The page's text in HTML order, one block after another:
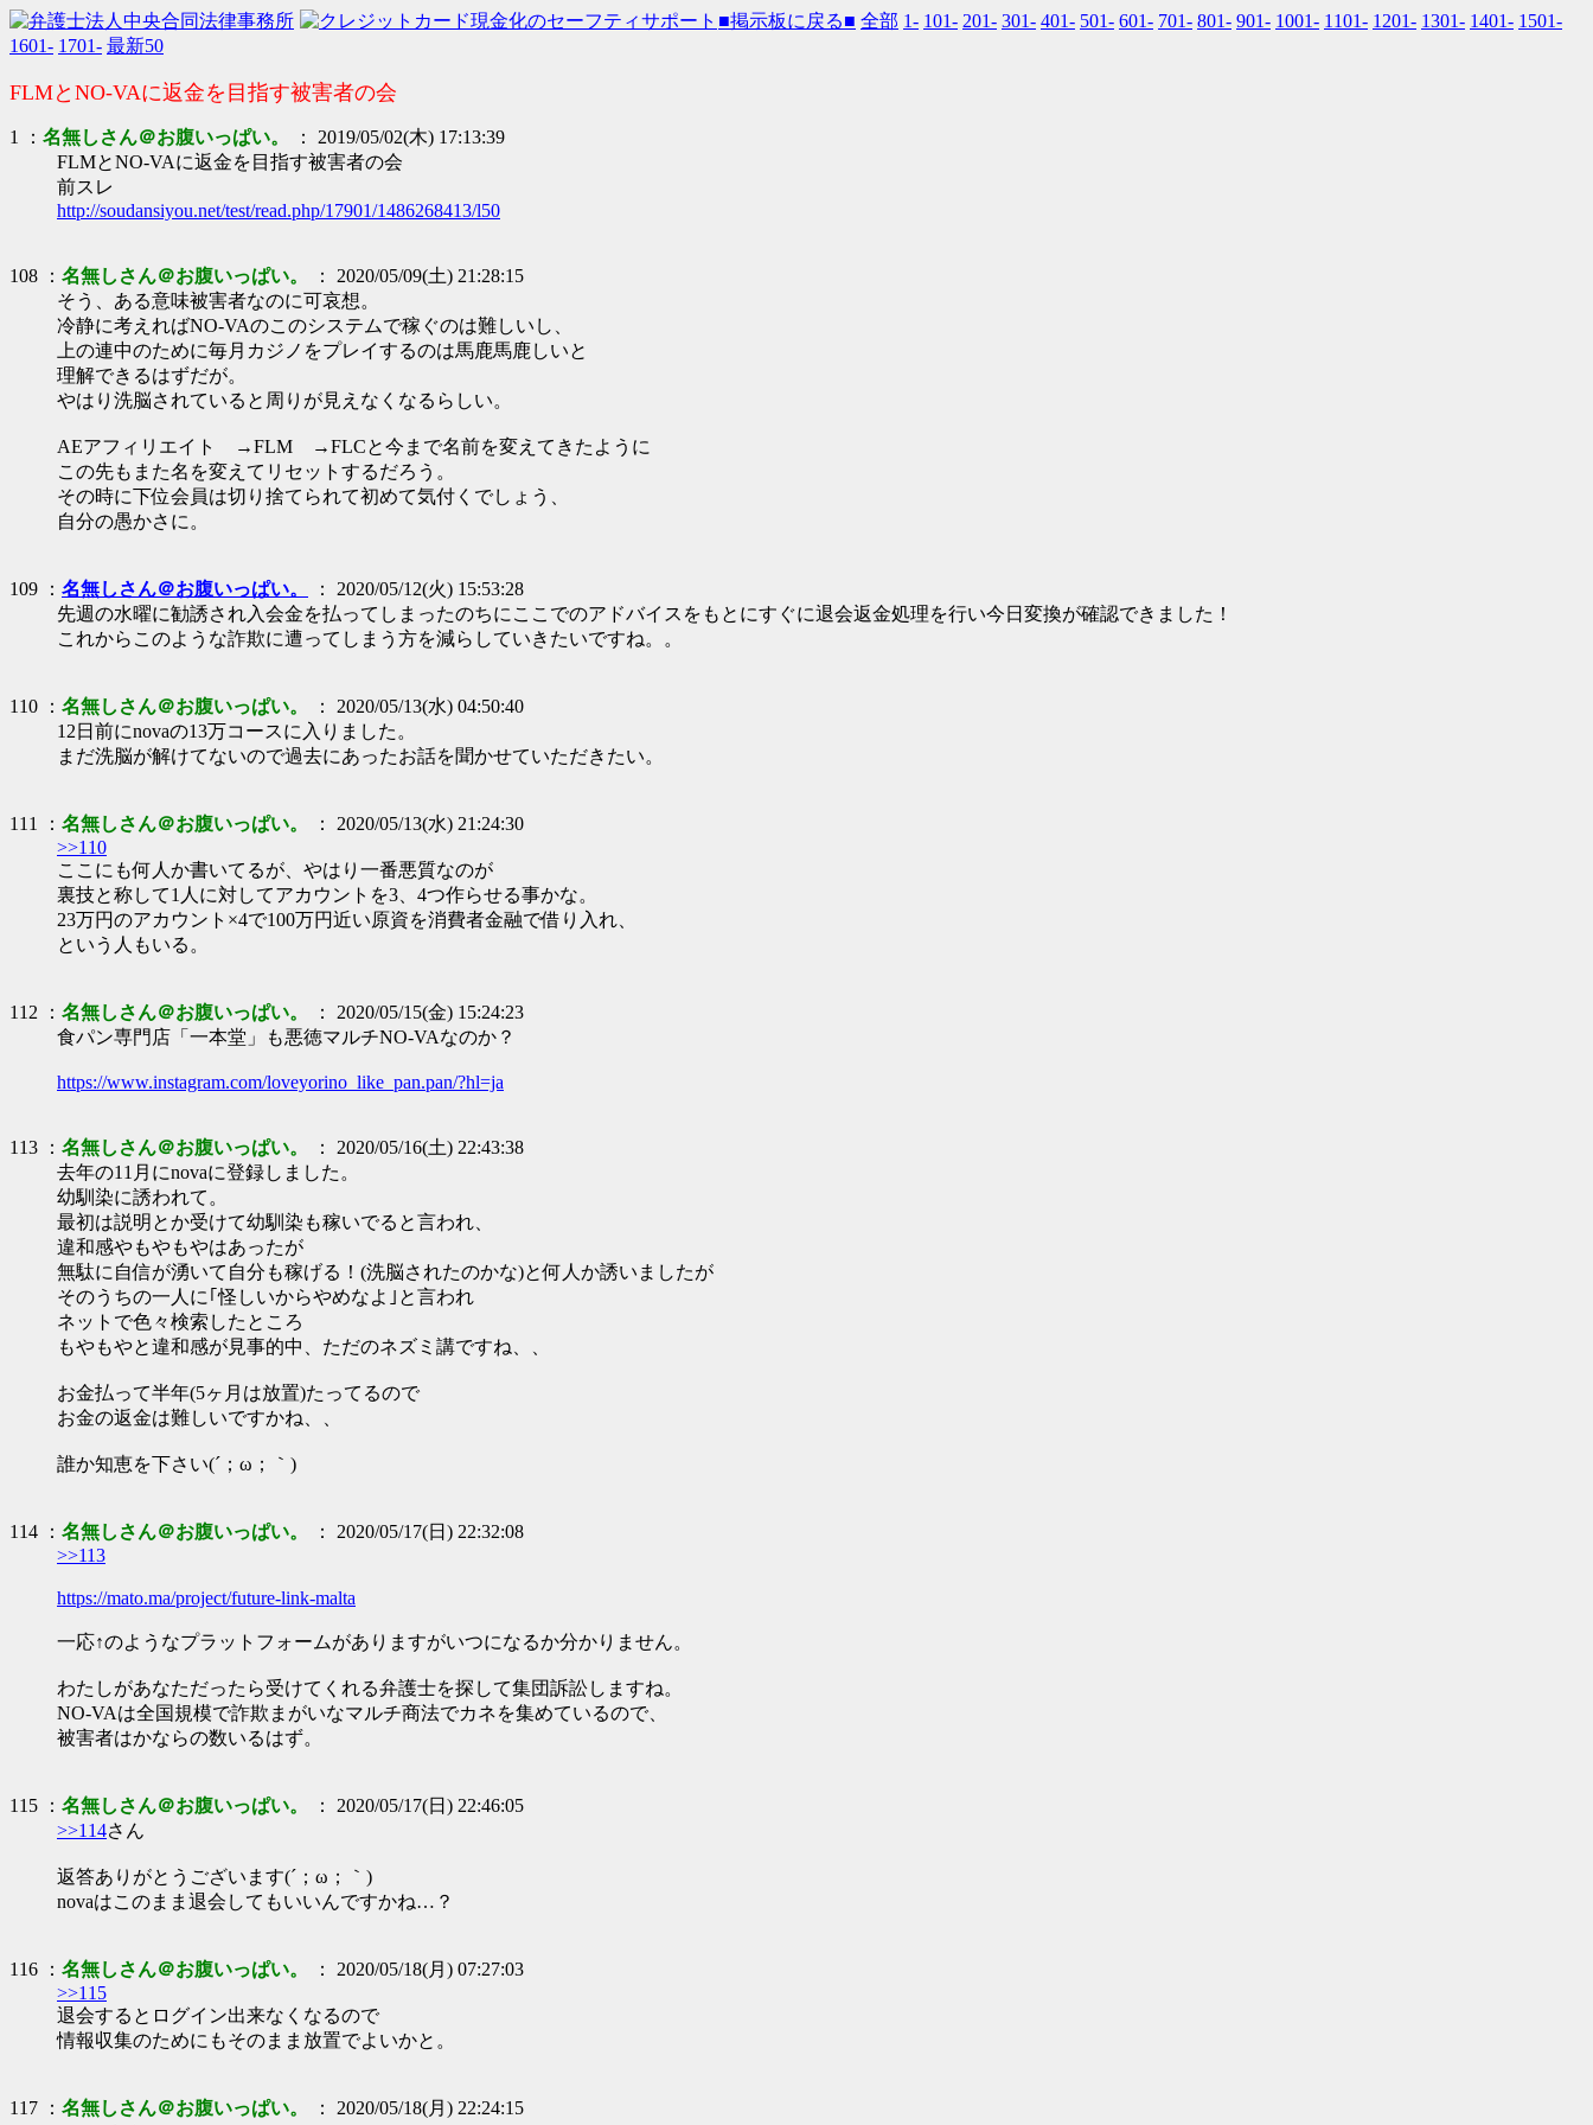
■掲示板に戻る■ 全部 1- 101- 201- 301- 401- 501- 601- 701- 801- 901- 1001- 1101- 1201- 1301- 1401- 1501-
1601- 1701- 最新50
FLMとNO-VAに返金を目指す被害者の会
1 ： 名無しさん＠お腹いっぱい。
： 2019/05/02(木) 17:13:39
FLMとNO-VAに返金を目指す被害者の会
前スレ
http://soudansiyou.net/test/read.php/17901/1486268413/l50
108 ： 名無しさん＠お腹いっぱい。
： 2020/05/09(土) 21:28:15
そう、ある意味被害者なのに可哀想。
冷静に考えればNO-VAのこのシステムで稼ぐのは難しいし、
上の連中のために毎月カジノをプレイするのは馬鹿馬鹿しいと
理解できるはずだが。
やはり洗脳されていると周りが見えなくなるらしい。
AEアフィリエイト →FLM →FLCと今まで名前を変えてきたように
この先もまた名を変えてリセットするだろう。
その時に下位会員は切り捨てられて初めて気付くでしょう、
自分の愚かさに。
109 ： 名無しさん＠お腹いっぱい。
： 2020/05/12(火) 15:53:28
先週の水曜に勧誘され入会金を払ってしまったのちにここでのアドバイスをもとにすぐに退会返金処理を行い今日変換が確認できました！
これからこのような詐欺に遭ってしまう方を減らしていきたいですね。。
110 ： 名無しさん＠お腹いっぱい。
： 2020/05/13(水) 04:50:40
12日前にnovaの13万コースに入りました。
まだ洗脳が解けてないので過去にあったお話を聞かせていただきたい。
111 ： 名無しさん＠お腹いっぱい。
： 2020/05/13(水) 21:24:30
>>110
ここにも何人か書いてるが、やはり一番悪質なのが
裏技と称して1人に対してアカウントを3、4つ作らせる事かな。
23万円のアカウント×4で100万円近い原資を消費者金融で借り入れ、
という人もいる。
112 ： 名無しさん＠お腹いっぱい。
： 2020/05/15(金) 15:24:23
食パン専門店「一本堂」も悪徳マルチNO-VAなのか？
https://www.instagram.com/loveyorino_like_pan.pan/?hl=ja
113 ： 名無しさん＠お腹いっぱい。
： 2020/05/16(土) 22:43:38
去年の11月にnovaに登録しました。
幼馴染に誘われて。
最初は説明とか受けて幼馴染も稼いでると言われ、
違和感やもやもやはあったが
無駄に自信が湧いて自分も稼げる！(洗脳されたのかな)と何人か誘いましたが
そのうちの一人に｢怪しいからやめなよ｣と言われ
ネットで色々検索したところ
もやもやと違和感が見事的中、ただのネズミ講ですね、、
お金払って半年(5ヶ月は放置)たってるので
お金の返金は難しいですかね、、
誰か知恵を下さい(´；ω；｀)
114 ： 名無しさん＠お腹いっぱい。
： 2020/05/17(日) 22:32:08
>>113
https://mato.ma/project/future-link-malta
一応↑のようなプラットフォームがありますがいつになるか分かりません。
わたしがあなただったら受けてくれる弁護士を探して集団訴訟しますね。
NO-VAは全国規模で詐欺まがいなマルチ商法でカネを集めているので、
被害者はかならの数いるはず。
115 ： 名無しさん＠お腹いっぱい。
： 2020/05/17(日) 22:46:05
>>114さん
返答ありがとうございます(´；ω；｀)
novaはこのまま退会してもいいんですかね…？
116 ： 名無しさん＠お腹いっぱい。
： 2020/05/18(月) 07:27:03
>>115
退会するとログイン出来なくなるので
情報収集のためにもそのまま放置でよいかと。
117 ： 名無しさん＠お腹いっぱい。
： 2020/05/18(月) 22:24:15